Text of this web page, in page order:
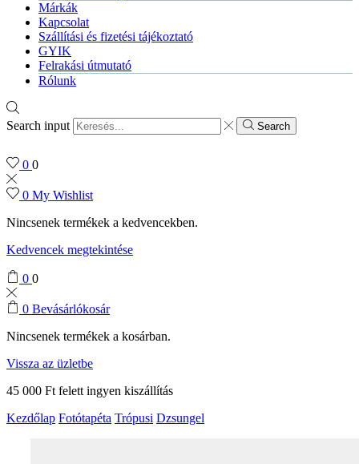
Márkák
Kapcsolat
Szállítási és fizetési tájékoztató
GYIK
Felrakási útmutató
Rólunk
Search input Search
0 0
0 My Wishlist
Nincsenek termékek a kedvencekben.
Kedvencek megtekintése
0 0
0 Bevásárlókosár
Nincsenek termékek a kosárban.
Vissza az üzletbe
45 000 Ft felett ingyen kiszállítás
Kezdőlap Fotótapéta Trópusi Dzsungel